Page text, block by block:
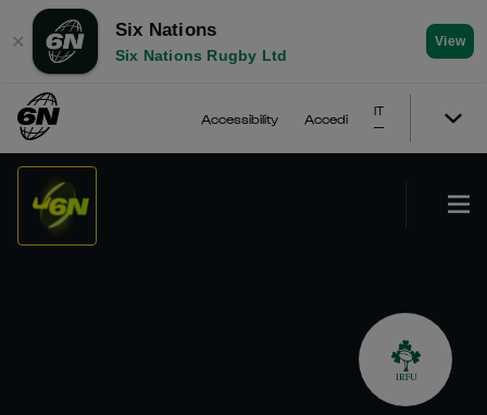
✕
Six Nations
Six Nations Rugby Ltd
View
Accessibility Accedi
IT